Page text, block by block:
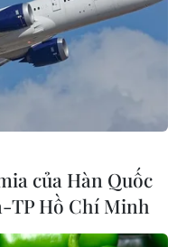
của Hàn Quốc
TP Hồ Chí Minh